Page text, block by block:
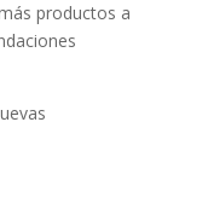
productos a